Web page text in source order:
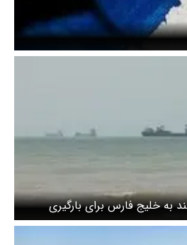
به خلیج فارس برای بارگیری